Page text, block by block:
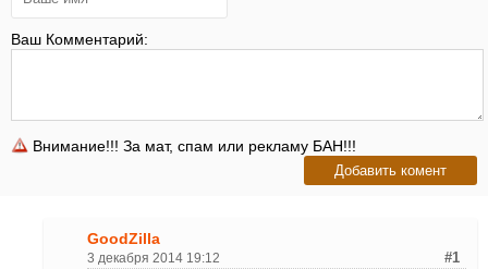
Ваш Комментарий:
Внимание!!! За мат, спам или рекламу БАН!!!
GoodZilla
3 декабря 2014 19:12 #1